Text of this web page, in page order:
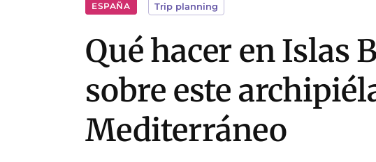
ESPAÑA Trip planning
Qué hacer en Islas
sobre este
Mediterráneo